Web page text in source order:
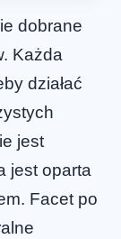
dobrane
Każda
działać
jest
jest oparta
Facet po